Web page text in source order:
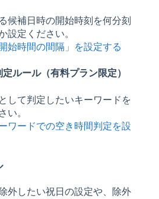
候補日時の開始時刻を何分刻
設定ください。
開始時間の間隔」を設定する
ルール（有料プラン限定）
して判定したいキーワードを
い。
ワードでの空き時間判定を設
外したい祝日の設定や、除外